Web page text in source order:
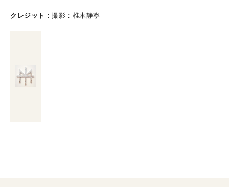
クレジット 撮影：椎木静寧